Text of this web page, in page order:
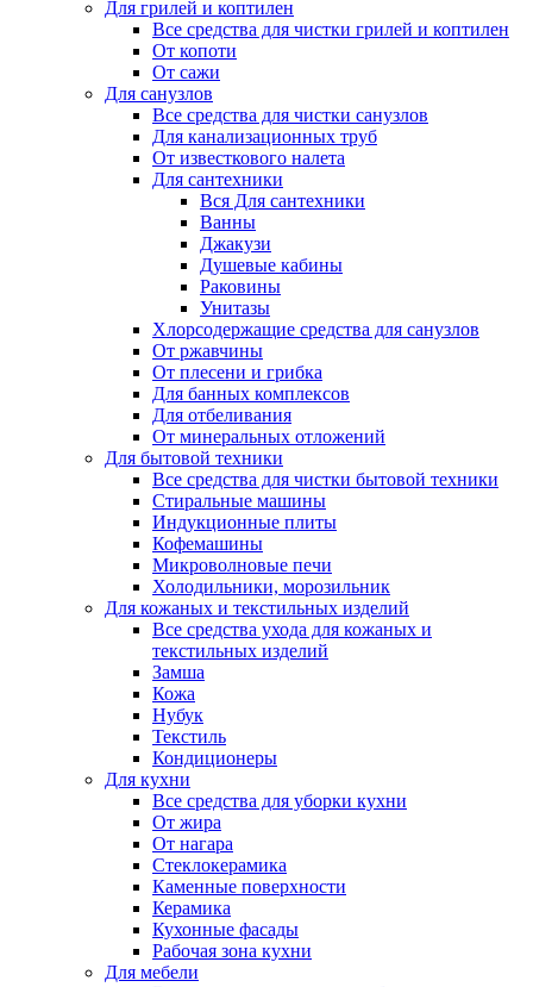
Для грилей и коптилен
Все средства для чистки грилей и коптилен
От копоти
От сажи
Для санузлов
Все средства для чистки санузлов
Для канализационных труб
От известкового налета
Для сантехники
Вся Для сантехники
Ванны
Джакузи
Душевые кабины
Раковины
Унитазы
Хлорсодержащие средства для санузлов
От ржавчины
От плесени и грибка
Для банных комплексов
Для отбеливания
От минеральных отложений
Для бытовой техники
Все средства для чистки бытовой техники
Стиральные машины
Индукционные плиты
Кофемашины
Микроволновые печи
Холодильники, морозильник
Для кожаных и текстильных изделий
Все средства ухода для кожаных и
текстильных изделий
Замша
Кожа
Нубук
Текстиль
Кондиционеры
Для кухни
Все средства для уборки кухни
От жира
От нагара
Стеклокерамика
Каменные поверхности
Керамика
Кухонные фасады
Рабочая зона кухни
Для мебели